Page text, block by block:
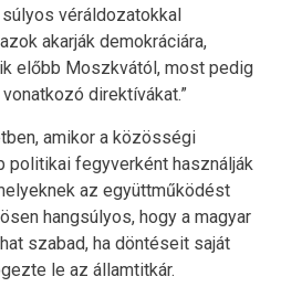
véráldozatokkal
akarják demokráciára,
előbb Moszkvától, most pedig
direktívákat.”
amikor a közösségi
politikai fegyverként használják
az együttműködést
hangsúlyos, hogy a magyar
szabad, ha döntéseit saját
le az államtitkár.